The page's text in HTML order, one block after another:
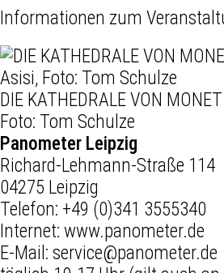
Informationen zum
DIE KATHEDRALE VON
Foto: Tom Schulze
Panometer Leipzig
Richard-Lehmann-Straße 114
04275 Leipzig
Telefon: +49 (0)341 3555340
Internet: www.panometer.de
E-Mail: service@panometer.de